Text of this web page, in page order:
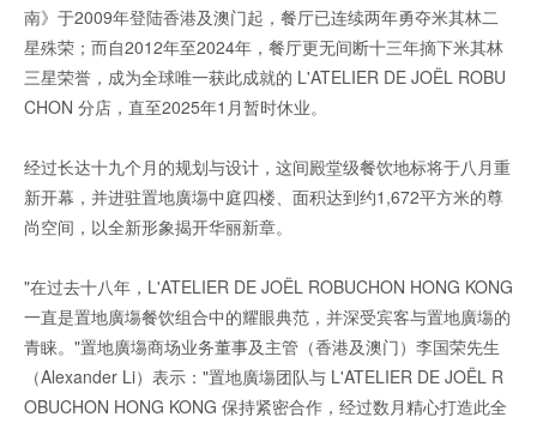
南》于2009年登陆香港及澳门起，餐厅已连续两年勇夺米其林二
星殊荣；而自2012年至2024年，餐厅更无间断十三年摘下米其林
三星荣誉，成为全球唯一获此成就的 L'ATELIER DE JOËL ROBU
CHON 分店，直至2025年1月暂时休业。
经过长达十九个月的规划与设计，这间殿堂级餐饮地标将于八月重
新开幕，并进驻置地廣塲中庭四楼、面积达到约1,672平方米的尊
尚空间，以全新形象揭开华丽新章。
"在过去十八年，L'ATELIER DE JOËL ROBUCHON HONG KONG
一直是置地廣塲餐饮组合中的耀眼典范，并深受宾客与置地廣塲的
青睐。"置地廣塲商场业务董事及主管（香港及澳门）李国荣先生
（Alexander Li）表示："置地廣塲团队与 L'ATELIER DE JOËL R
OBUCHON HONG KONG 保持紧密合作，经过数月精心打造此全